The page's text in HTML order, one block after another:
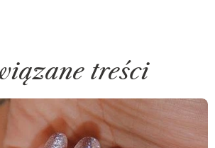
treści